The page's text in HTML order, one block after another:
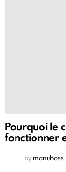
Pourquoi le
fonctionner
by manuboss